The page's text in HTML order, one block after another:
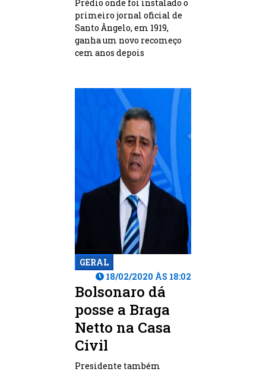
Prédio onde foi instalado o
primeiro jornal oficial de
Santo Ângelo, em 1919,
ganha um novo recomeço
cem anos depois
GERAL
18/02/2020 ÀS 18:02
Bolsonaro dá
posse a Braga
Netto na Casa
Civil
Presidente também